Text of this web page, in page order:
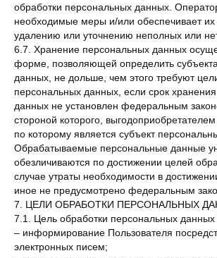
обработки персональных данных.
необходимые меры и/или обеспечивает их
удалению или уточнению неполных или
6.7. Хранение персональных данных
форме, позволяющей определить
данных, не дольше, чем этого требуют
персональных данных, если срок
данных не установлен федеральным
стороной которого,
по которому является субъект
Обрабатываемые персональные данные
обезличиваются по достижении целей
случае утраты необходимости в
иное не предусмотрено федеральным
7. ЦЕЛИ ОБРАБОТКИ ПЕРСОНАЛЬНЫХ
7.1. Цель обработки персональных данных
– информирование Пользователя
электронных писем;